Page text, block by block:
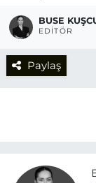
BUSE
EDITÖR
Paylaş